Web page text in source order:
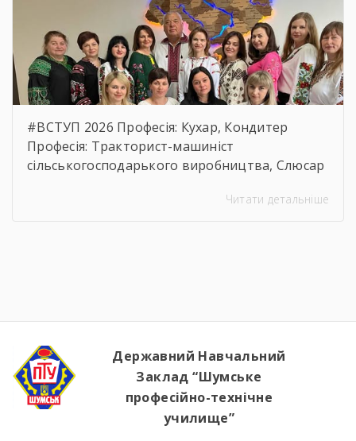
#ВСТУП 2026 Професія: Кухар, Кондитер
Професія: Тракторист-машиніст
сільськогосподарького виробництва, Слюсар
устаткування, водій автотранспортних
Читати детальніше
Державний Навчальний
Заклад “Шумське
професійно-технічне
училище”